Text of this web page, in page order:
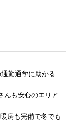
勤通学に助かる
んも安心のエリア
房も完備で冬でも